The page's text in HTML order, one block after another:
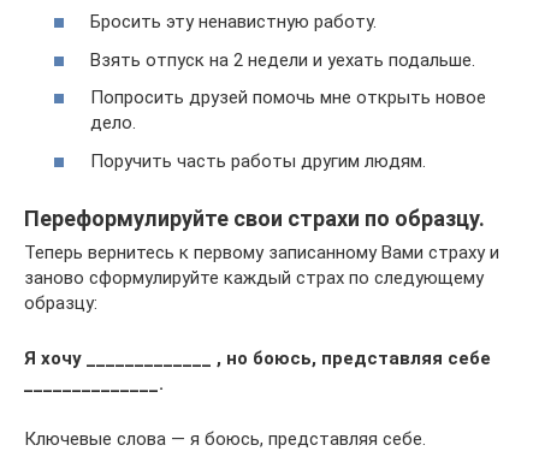
Бросить эту ненавистную работу.
Взять отпуск на 2 недели и уехать подальше.
Попросить друзей помочь мне открыть новое
дело.
Поручить часть работы другим людям.
Переформулируйте свои страхи по образцу.
Теперь вернитесь к первому записанному Вами страху и
заново сформулируйте каждый страх по следующему
образцу:
Я хочу _____________ , но боюсь, представляя себе
______________.
Ключевые слова — я боюсь, представляя себе.